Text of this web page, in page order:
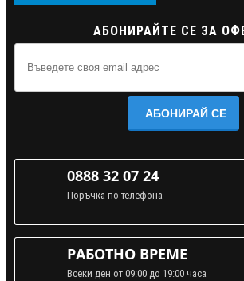
АБОНИРАЙТЕ СЕ ЗА
АБОНИРАЙ СЕ
0888 32 07 24
Поръчка по телефона
РАБОТНО ВРЕМЕ
Всеки ден от 09:00 до 19:00 часа